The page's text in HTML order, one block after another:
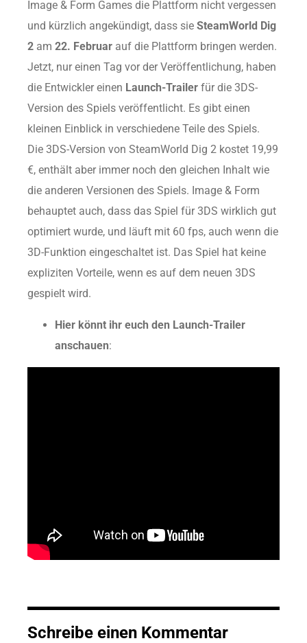
Image & Form Games die Plattform nicht vergessen
und kürzlich angekündigt, dass sie SteamWorld Dig
2 am 22. Februar auf die Plattform bringen werden.
Jetzt, nur einen Tag vor der Veröffentlichung, haben
die Entwickler einen Launch-Trailer für die 3DS-
Version des Spiels veröffentlicht. Es gibt einen
kleinen Einblick in verschiedene Teile des Spiels.
Die 3DS-Version von SteamWorld Dig 2 kostet 19,99
€, enthält aber immer noch den gleichen Inhalt wie
die anderen Versionen des Spiels. Image & Form
behauptet auch, dass das Spiel für 3DS wirklich gut
optimiert wurde, und läuft mit 60 fps, auch wenn die
3D-Funktion eingeschaltet ist. Das Spiel hat keine
expliziten Vorteile, wenn es auf dem neuen 3DS
gespielt wird.
Hier könnt ihr euch den Launch-Trailer
anschauen:
Schreibe einen Kommentar